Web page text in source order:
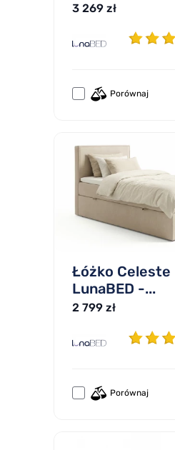
3 269 zł
Porównaj
Łóżko Celeste
LunaBED -...
2 799 zł
Porównaj